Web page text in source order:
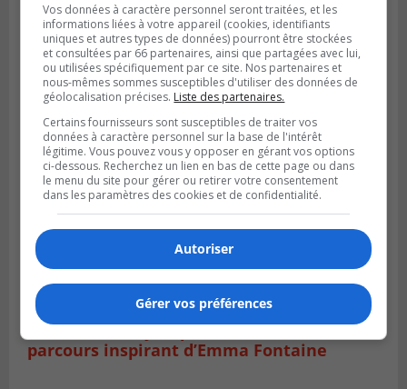
BOUCHERVILLE
Publié le 5 août 2026 à 15h25
Le MTMD annonce des fermetures sur
l’autoroute 20 à Boucherville
SAINT-LAMBERT
Publié le 5 août 2026 à 08h23
De la fibrose kystique à l’Ironman : le
parcours inspirant d’Emma Fontaine
Vos données à caractère personnel seront traitées, et les
informations liées à votre appareil (cookies, identifiants
uniques et autres types de données) pourront être stockées
et consultées par 66 partenaires, ainsi que partagées avec lui,
ou utilisées spécifiquement par ce site. Nos partenaires et
nous-mêmes sommes susceptibles d'utiliser des données de
géolocalisation précises. Liste des partenaires.
Certains fournisseurs sont susceptibles de traiter vos
données à caractère personnel sur la base de l'intérêt
légitime. Vous pouvez vous y opposer en gérant vos options
ci-dessous. Recherchez un lien en bas de cette page ou dans
le menu du site pour gérer ou retirer votre consentement
dans les paramètres des cookies et de confidentialité.
Autoriser
Gérer vos préférences